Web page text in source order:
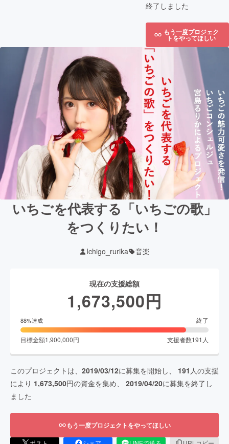
終了しました
もう一度プロジェク
トをやってほしい
いちごを代表する「いちごの歌」
をつくりたい！
Ichigo_rurika 音楽
現在の支援総額
1,673,500円
88%達成 終了
目標金額1,900,000円 支援者数191 人
このプロジェクトは、 2019/03/12に募集を開始し、 191 人の支援
により 1,673,500円の資金を集め、 2019/04/20に募集を終了し
ました
もう一度プロジェクトをやってほしい